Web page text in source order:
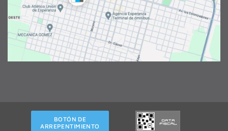
BOTÓN DE
ARREPENTIMIENTO